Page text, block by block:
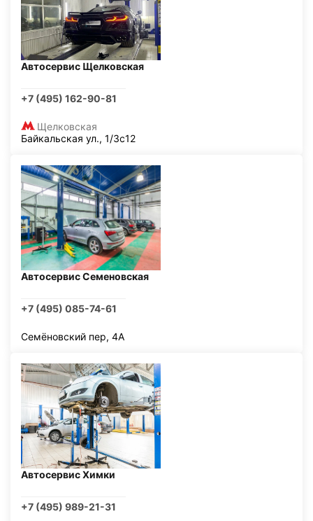
Автосервис Щелковская
+7 (495) 162-90-81
Щелковская
Байкальская ул., 1/3с12
Автосервис Семеновская
+7 (495) 085-74-61
Семёновский пер, 4А
Автосервис Химки
+7 (495) 989-21-31